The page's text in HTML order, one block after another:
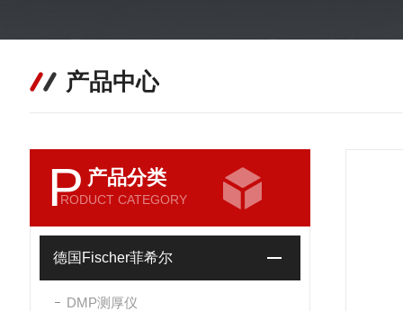
产品中心
P 产品分类
RODUCT CATEGORY
德国Fischer菲希尔
DMP测厚仪